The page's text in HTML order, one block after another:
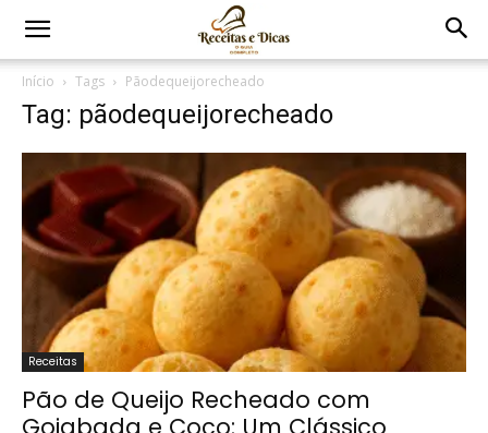
Início Tags Pãodequeijorecheado
Tag: pãodequeijorecheado
Receitas
Pão de Queijo Recheado com